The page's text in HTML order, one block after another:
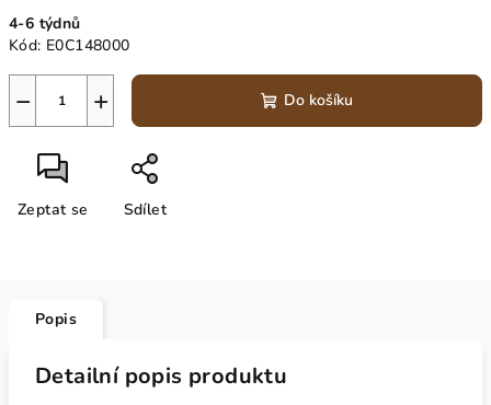
cena:
4-6 týdnů
Kód: E0C148000
+
− Do košíku
Zeptat se Sdílet
Popis
Detailní popis produktu